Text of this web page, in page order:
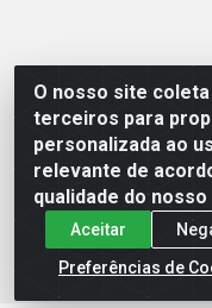
O nosso site
terceiros para
personalizada ao
relevante de
qualidade do
Aceitar
Preferências de
Polimold Industrial
Bernardo do